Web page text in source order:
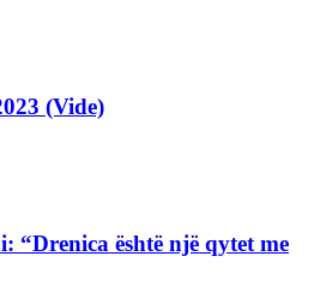
(Vide)
“Drenica është një qytet me